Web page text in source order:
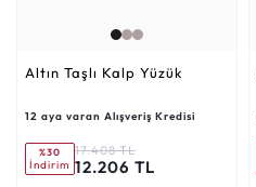
Altın Taşlı Kalp Yüzük
12 aya varan Alışveriş Kredisi
%30
İndirim
17.408 TL
12.206 TL